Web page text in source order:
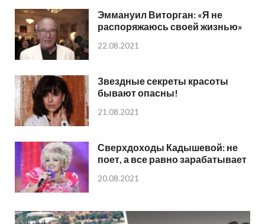
Эммануил Виторган: «Я не
распоряжаюсь своей жизнью»
22.08.2021
Звездные секреты красоты
бывают опасны!
21.08.2021
Сверхдоходы Кадышевой: не
поет, а все равно зарабатывает
20.08.2021